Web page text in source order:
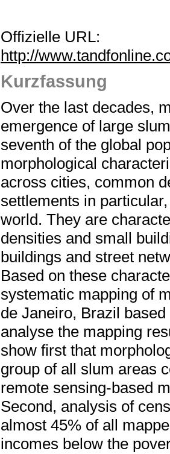
Offizielle URL:
http://
Kurzfassung
Over the last decades,
emergence of large
seventh of the global
morphological
across cities, common
settlements in
world. They are
densities and small
buildings and street
Based on these
systematic mapping of
de Janeiro, Brazil
analyse the mapping
show first that
group of all slum areas
remote sensing-based
Second, analysis of
almost 45% of all
incomes below the